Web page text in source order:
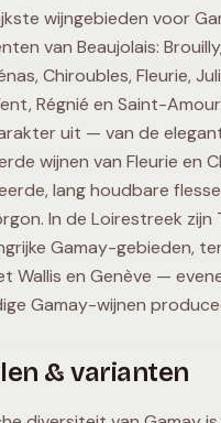
wijngebieden voor
van Beaujolais:
Chiroubles, Fleurie,
Régnié en Saint-
uit — van de
wijnen van Fleurie en
lang houdbare
In de Loirestreek zijn
Gamay-gebieden,
Wallis en Genève —
Gamay-wijnen
& varianten